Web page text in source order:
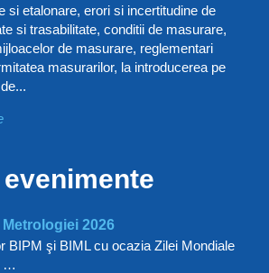
si etalonare, erori si incertitudine de
si trasabilitate, conditii de masurare,
de masurare, reglementari
masurarilor, la introducerea pe
2026
BIPM şi BIML cu ocazia Zilei Mondiale
…